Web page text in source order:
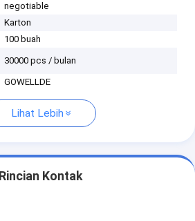
negotiable
Karton
100 buah
30000 pcs / bulan
GOWELLDE
Lihat Lebih
Rincian Kontak